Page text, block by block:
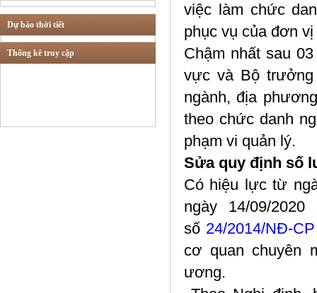
khác
Thừa phát lại
Dự báo thời tiết
Thống kê truy cập
việc làm chức
phục vụ của đơn
Chậm nhất sau
vực và Bộ
ngành, địa
theo chức danh
phạm vi quản lý.
Sửa quy định số
Có hiệu lực từ
ngày 14/09/
số 24/2014/NĐ-CP
cơ quan chuyên
ương.